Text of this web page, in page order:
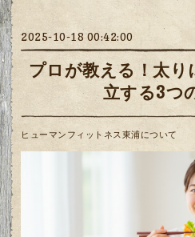
2025-10-18 00:42:00
プロが教える！太り
立する3つ
ヒューマンフィットネス東浦について